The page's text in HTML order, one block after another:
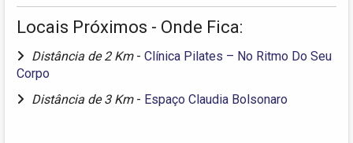
Locais Próximos - Onde Fica:
Distância de 2 Km - Clínica Pilates – No Ritmo Do Seu
Corpo
Distância de 3 Km - Espaço Claudia Bolsonaro